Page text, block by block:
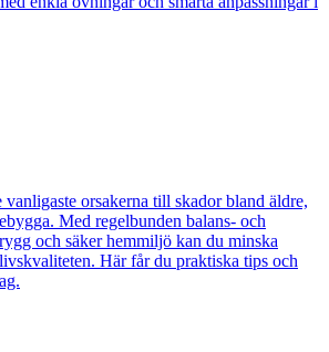
orsakerna till skador bland äldre,
Med regelbunden balans- och
och säker hemmiljö kan du minska
Här får du praktiska tips och